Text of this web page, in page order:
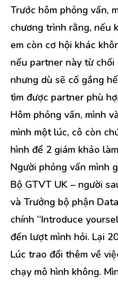
Trước hôm phỏng vấn,
chương trình rằng, nếu
em còn cơ hội khác
nếu partner này từ chối
nhưng dù sẽ cố gắng
tìm được partner phù
Hôm phỏng vấn, mình
mình một lúc, cô còn
hình để 2 giám khảo
Người phỏng vấn mình
Bộ GTVT UK – người
và Trưởng bộ phận
chính “Introduce
đến lượt mình hỏi. Lại
Lúc trao đổi thêm về
chạy mô hình không.